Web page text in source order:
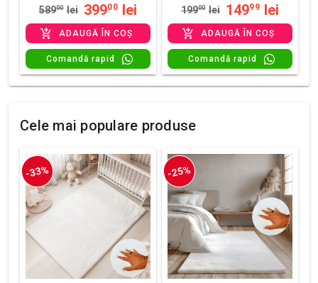
58900 lei 39900 lei
ADAUGĂ ÎN COȘ
Comandă rapid
19900 lei 14999 lei
ADAUGĂ ÎN COȘ
Comandă rapid
Cele mai populare produse
-33% -25%